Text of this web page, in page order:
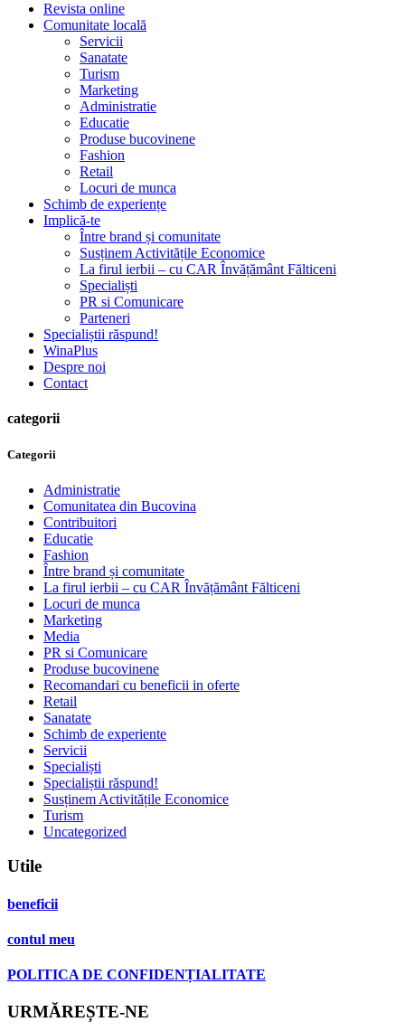
Revista online
Comunitate locală
Servicii
Sanatate
Turism
Marketing
Administratie
Educatie
Produse bucovinene
Fashion
Retail
Locuri de munca
Schimb de experiențe
Implică-te
Între brand și comunitate
Susținem Activitățile Economice
La firul ierbii – cu CAR Învățământ Fălticeni
Specialiști
PR si Comunicare
Parteneri
Specialiștii răspund!
WinaPlus
Despre noi
Contact
categorii
Categorii
Administratie
Comunitatea din Bucovina
Contribuitori
Educatie
Fashion
Între brand și comunitate
La firul ierbii – cu CAR Învățământ Fălticeni
Locuri de munca
Marketing
Media
PR si Comunicare
Produse bucovinene
Recomandari cu beneficii in oferte
Retail
Sanatate
Schimb de experiente
Servicii
Specialiști
Specialiștii răspund!
Susținem Activitățile Economice
Turism
Uncategorized
Utile
beneficii
contul meu
POLITICA DE CONFIDENȚIALITATE
URMĂREȘTE-NE